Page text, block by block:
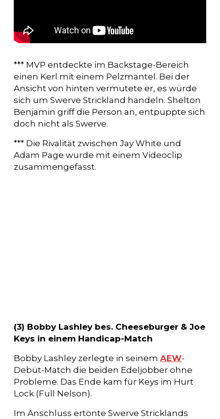
*** MVP entdeckte im Backstage-Bereich
einen Kerl mit einem Pelzmantel. Bei der
Ansicht von hinten vermutete er, es würde
sich um Swerve Strickland handeln. Shelton
Benjamin griff die Person an, entpuppte sich
doch nicht als Swerve.
*** Die Rivalität zwischen Jay White und
Adam Page wurde mit einem Videoclip
zusammengefasst.
(3) Bobby Lashley bes. Cheeseburger & Joe
Keys in einem Handicap-Match
Bobby Lashley zerlegte in seinem AEW-
Debüt-Match die beiden Edeljobber ohne
Probleme. Das Ende kam für Keys im Hurt
Lock (Full Nelson).
Im Anschluss ertönte Swerve Stricklands